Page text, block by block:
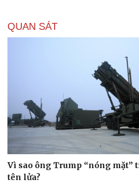
QUAN SÁT
Vì sao ông Trump “nóng mặt”
tên lửa?